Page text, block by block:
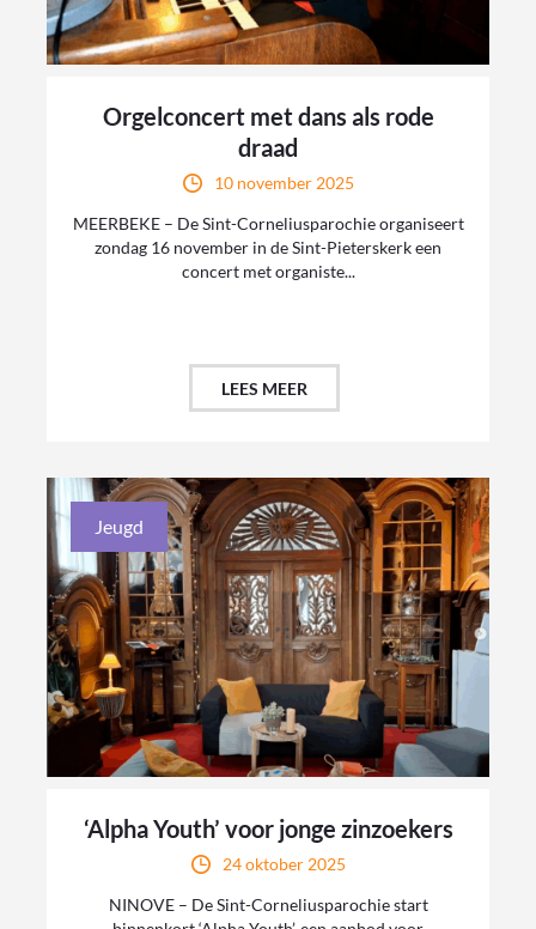
Orgelconcert met dans als rode
draad
10 november 2025
MEERBEKE – De Sint-Corneliusparochie organiseert
zondag 16 november in de Sint-Pieterskerk een
concert met organiste...
LEES MEER
Jeugd
‘Alpha Youth’ voor jonge zinzoekers
24 oktober 2025
NINOVE – De Sint-Corneliusparochie start